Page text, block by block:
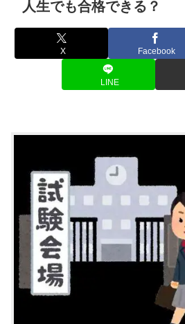
人生でも合格できる？
X Facebook
LINE